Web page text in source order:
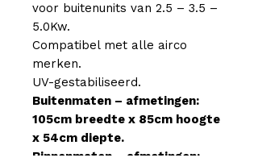
voor buitenunits van 2.5 – 3.5 –
5.0Kw.
Compatibel met alle airco
merken.
UV-gestabiliseerd.
Buitenmaten – afmetingen:
105cm breedte x 85cm hoogte
x 54cm diepte.
Binnenmaten – afmetingen: